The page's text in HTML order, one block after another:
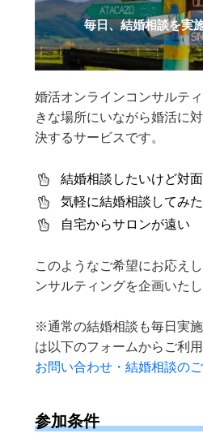
毎日、結婚相談を実
婚活オンラインコンサルテ
きな場所にいながら婚活に
決するサービスです。
結婚相談したいけど対
気軽に結婚相談してみ
自宅からサロンが遠
このようなご希望にお応え
ンサルティングを企画いたし
※通常の結婚相談も毎日実
は以下のフォームからご利用
お問い合わせ・結婚相談の
参加条件